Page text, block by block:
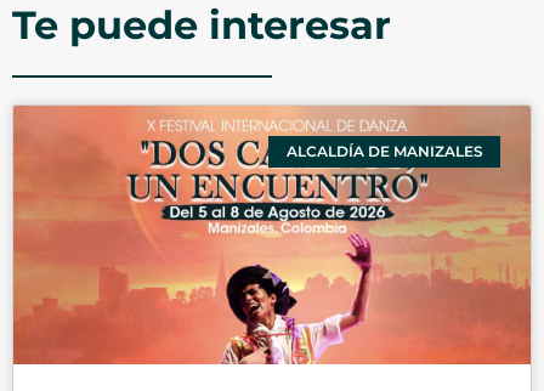
Te puede interesar
ALCALDÍA DE MANIZALES